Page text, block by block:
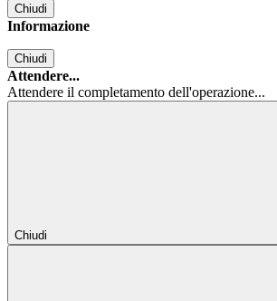
Chiudi
Informazione
Chiudi
Attendere...
Attendere il completamento dell'operazione...
Chiudi